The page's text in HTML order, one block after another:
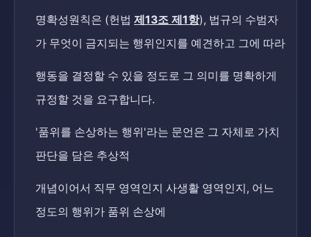
명확성원칙은 (헌법 제13조 제1항), 법규의 수범자
가 무엇이 금지되는 행위인지를 예견하고 그에 따라
행동을 결정할 수 있을 정도로 그 의미를 명확하게
규정할 것을 요구합니다.
'품위를 손상하는 행위'라는 문언은 그 자체로 가치
판단을 담은 추상적
개념이어서 직무 영역인지 사생활 영역인지, 어느
정도의 행위가 품위 손상에